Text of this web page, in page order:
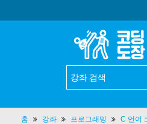
홈 강좌 프로그래밍
C 언어